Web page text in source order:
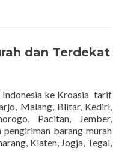
dan Terdekat
Indonesia ke Kroasia tarif
Malang, Blitar, Kediri,
Pacitan, Jember,
barang murah
Klaten, Jogja, Tegal,